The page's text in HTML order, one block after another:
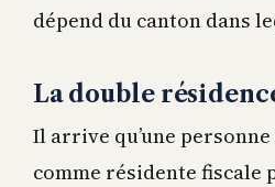
dépend du canton dans
La double
Il arrive qu’une
comme résidente fiscale